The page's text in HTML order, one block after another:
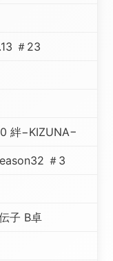
＃23
絆−KIZUNA−
＃3
子 B卓